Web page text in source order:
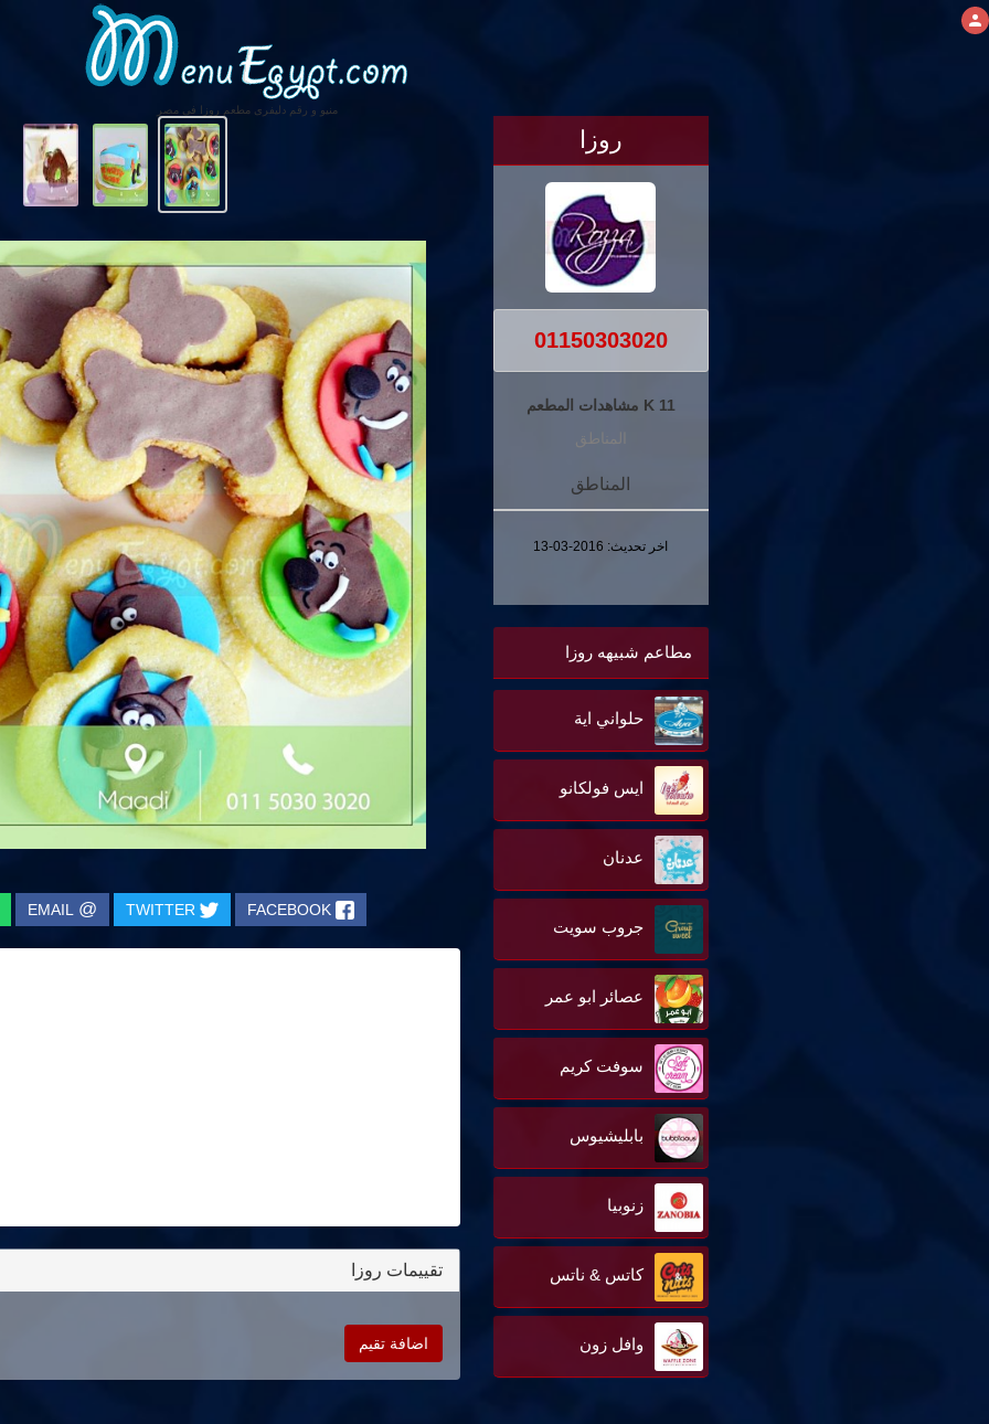
منيو و رقم دليفرى مطعم روزا فى مصر
روزا
01150303020
11 K مشاهدات المطعم
المناطق
المناطق
اخر تحديث: 2016-03-13
مطاعم شبيهه روزا
حلواني اية
ايس فولكانو
عدنان
جروب سويت
عصائر ابو عمر
سوفت كريم
بابليشيوس
زنوبيا
كاتس & ناتس
وافل زون
FACEBOOK
TWITTER
@
EMAIL
تقييمات روزا
اضافة تقيم